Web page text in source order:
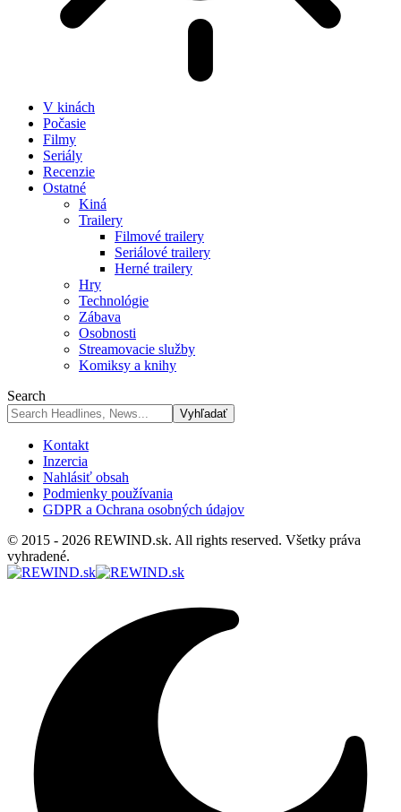
V kinách
Počasie
Filmy
Seriály
Recenzie
Ostatné
Kiná
Trailery
Filmové trailery
Seriálové trailery
Herné trailery
Hry
Technológie
Zábava
Osobnosti
Streamovacie služby
Komiksy a knihy
Search
Kontakt
Inzercia
Nahlásiť obsah
Podmienky používania
GDPR a Ochrana osobných údajov
© 2015 - 2026 REWIND.sk. All rights reserved. Všetky práva
vyhradené.